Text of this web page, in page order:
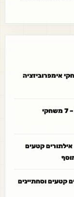
– 7 משחקי אימפרוביזציה
7 זום – 7 משחקי
קטעים
קטעים וסחתיינים